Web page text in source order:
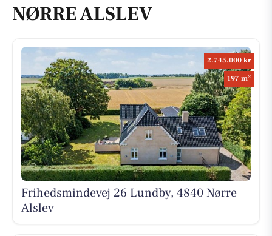
NØRRE ALSLEV
2.745.000 kr
197 m2
Frihedsmindevej 26 Lundby, 4840 Nørre
Alslev